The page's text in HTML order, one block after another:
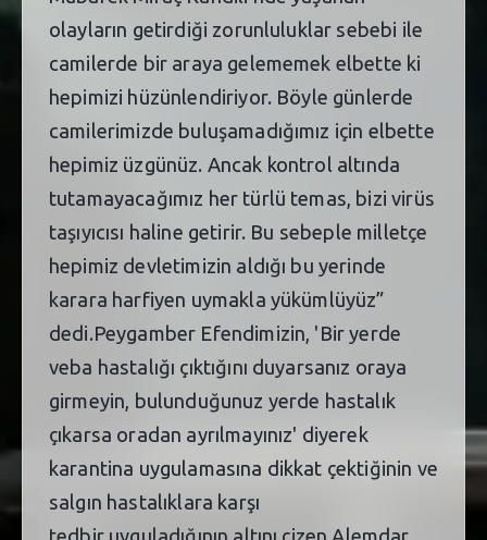
olayların getirdiği zorunluluklar sebebi ile
camilerde bir araya gelememek elbette ki
hepimizi hüzünlendiriyor. Böyle günlerde
camilerimizde buluşamadığımız için elbette
hepimiz üzgünüz. Ancak kontrol altında
tutamayacağımız her türlü temas, bizi virüs
taşıyıcısı haline getirir. Bu sebeple milletçe
hepimiz devletimizin aldığı bu yerinde
karara harfiyen uymakla yükümlüyüz”
dedi.Peygamber Efendimizin, 'Bir yerde
veba hastalığı çıktığını duyarsanız oraya
girmeyin, bulunduğunuz yerde hastalık
çıkarsa oradan ayrılmayınız' diyerek
karantina uygulamasına dikkat çektiğinin ve
salgın hastalıklara karşı
tedbir uyguladığının altını çizen Alemdar,